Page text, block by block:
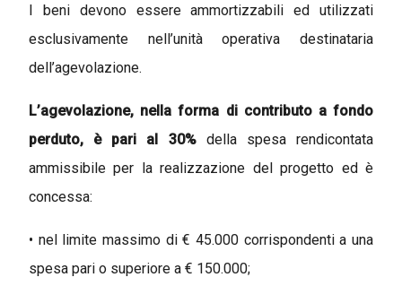
I beni devono essere ammortizzabili ed utilizzati
esclusivamente nell’unità operativa destinataria
dell’agevolazione.
L’agevolazione, nella forma di contributo a fondo
perduto, è pari al 30% della spesa rendicontata
ammissibile per la realizzazione del progetto ed è
concessa:
• nel limite massimo di € 45.000 corrispondenti a una
spesa pari o superiore a € 150.000;